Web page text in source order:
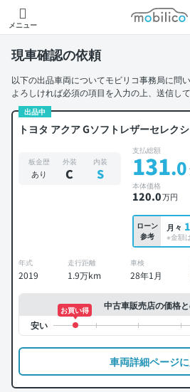
メニュー
モビリコ
現車確認の依頼
以下の出品車両についてモビリコ事務局に問い
よろしければ必須の項目を入力の上、送信して
出品中
トヨタ アクア Gソフトレザーセレク
板金歴
あり
外装
C
内装
S
支払総額
131.0
本体価格
120.0万円
ローン
参考
月々
※金額
年式
2019
走行距離
1.9万km
車検
28年1月
中古車販売店の価格
お買い得
車両詳細ページ